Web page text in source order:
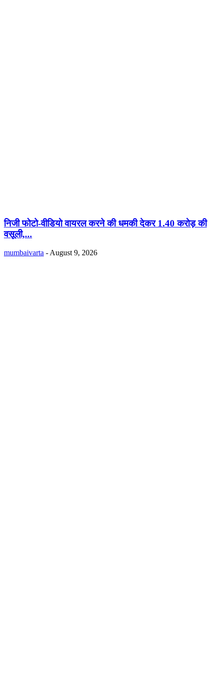
निजी फोटो-वीडियो वायरल करने की धमकी देकर 1.40 करोड़ की
वसूली,...
mumbaivarta - August 9, 2026